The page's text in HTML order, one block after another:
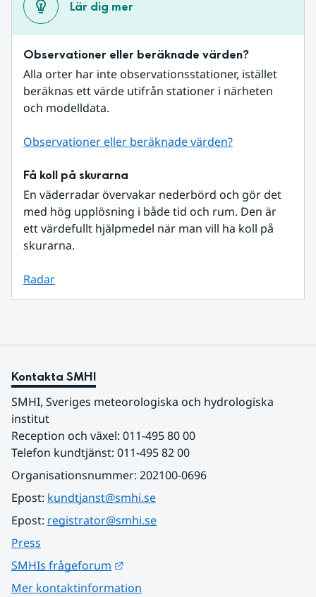
Lär dig mer
Observationer eller beräknade värden?
Alla orter har inte observationsstationer, istället
beräknas ett värde utifrån stationer i närheten
och modelldata.
Observationer eller beräknade värden?
Få koll på skurarna
En väderradar övervakar nederbörd och gör det
med hög upplösning i både tid och rum. Den är
ett värdefullt hjälpmedel när man vill ha koll på
skurarna.
Radar
Kontakta SMHI
SMHI, Sveriges meteorologiska och hydrologiska
institut
Reception och växel: 011-495 80 00
Telefon kundtjänst: 011-495 82 00
Organisationsnummer: 202100-0696
Epost: kundtjanst@smhi.se
Epost: registrator@smhi.se
Press
SMHIs frågeforum
Mer kontaktinformation